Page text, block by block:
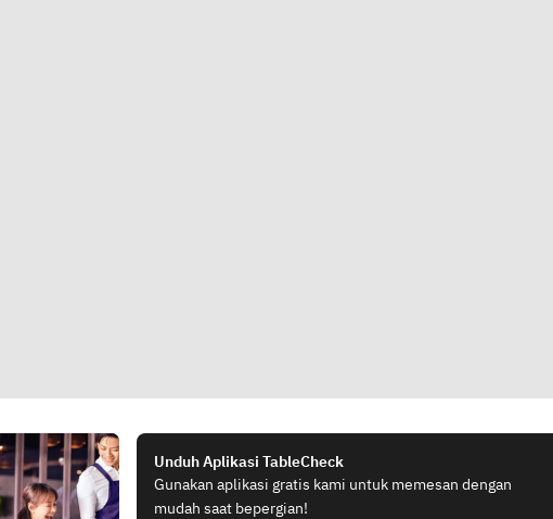
Unduh Aplikasi TableCheck
Gunakan aplikasi gratis kami untuk memesan dengan
mudah saat bepergian!